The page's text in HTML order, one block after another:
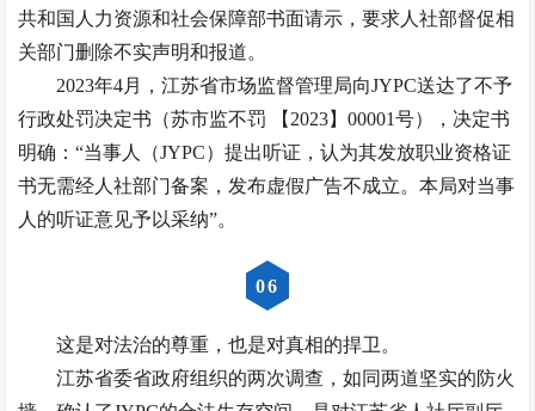
共和国人力资源和社会保障部书面请示，要求人社部督促相
关部门删除不实声明和报道。
2023年4月，江苏省市场监督管理局向JYPC送达了不予
行政处罚决定书（苏市监不罚 【2023】00001号），决定书
明确：“当事人（JYPC）提出听证，认为其发放职业资格证
书无需经人社部门备案，发布虚假广告不成立。本局对当事
人的听证意见予以采纳”。
06
这是对法治的尊重，也是对真相的捍卫。
江苏省委省政府组织的两次调查，如同两道坚实的防火